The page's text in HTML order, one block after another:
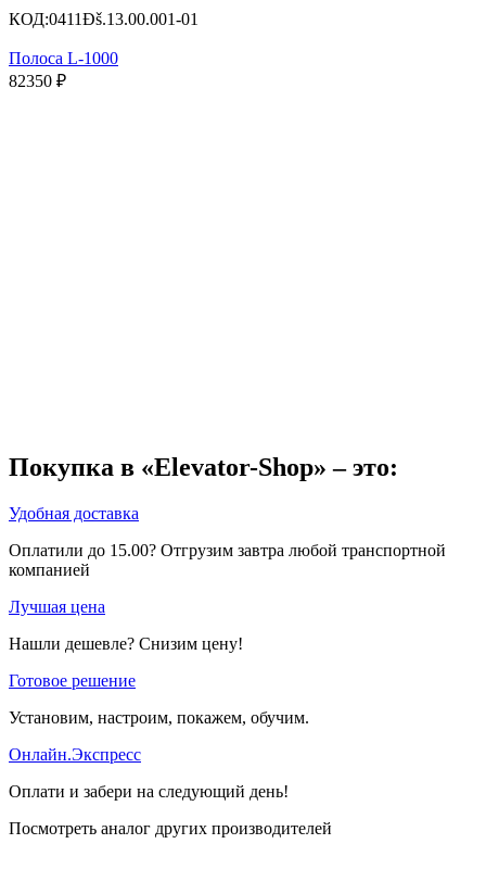
КОД:0411Ðš.13.00.001-01
Полоса L-1000
82350 ₽
Покупка в «Elevator-Shop» – это:
Удобная доставка
Оплатили до 15.00? Отгрузим завтра любой транспортной
компанией
Лучшая цена
Нашли дешевле? Снизим цену!
Готовое решение
Установим, настроим, покажем, обучим.
Онлайн.Экспресс
Оплати и забери на следующий день!
Посмотреть аналог других производителей